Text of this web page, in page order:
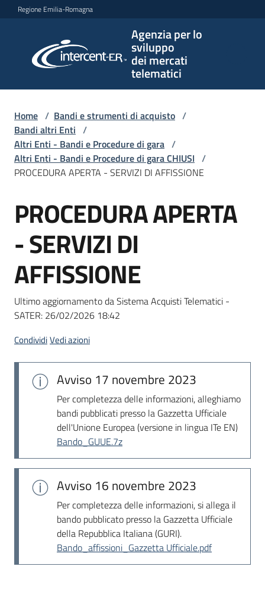
Vai al contenuto
Vai alla navigazione
Vai al footer
Regione Emilia-Romagna
Agenzia per lo
sviluppo
dei mercati
telematici
per lo
sviluppo
telematici
L'Agenzia
Bandi
strumenti
acquisto
Supporto
telematiche
English
Home / Bandi e strumenti di acquisto /
Bandi altri Enti /
Altri Enti - Bandi e Procedure di gara /
Altri Enti - Bandi e Procedure di gara CHIUSI /
PROCEDURA APERTA - SERVIZI DI AFFISSIONE
Salta al contenuto
PROCEDURA APERTA
- SERVIZI DI
AFFISSIONE
Ultimo aggiornamento da Sistema Acquisti Telematici -
SATER: 26/02/2026 18:42
CondividiVedi azioni
Avviso 17 novembre 2023
Per completezza delle informazioni, alleghiamo
bandi pubblicati presso la Gazzetta Ufficiale
dell'Unione Europea (versione in lingua ITe EN)
Bando_GUUE.7z
Avviso 16 novembre 2023
Per completezza delle informazioni, si allega il
bando pubblicato presso la Gazzetta Ufficiale
della Repubblica Italiana (GURI).
Bando_affissioni_Gazzetta Ufficiale.pdf